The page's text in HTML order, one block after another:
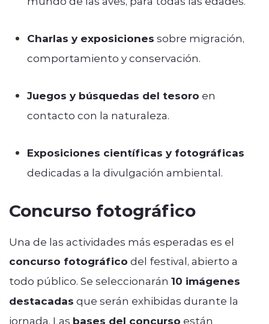
Charlas y exposiciones sobre migración,
comportamiento y conservación.
Juegos y búsquedas del tesoro en
contacto con la naturaleza.
Exposiciones científicas y fotográficas
dedicadas a la divulgación ambiental.
Concurso fotográfico
Una de las actividades más esperadas es el
concurso fotográfico del festival, abierto a
todo público. Se seleccionarán 10 imágenes
destacadas que serán exhibidas durante la
jornada. Las bases del concurso están